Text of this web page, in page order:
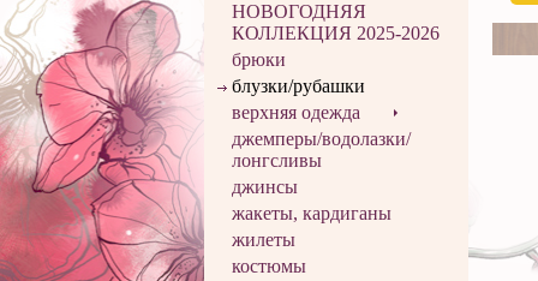
НОВОГОДНЯЯ
КОЛЛЕКЦИЯ 2025-2026
брюки
блузки/рубашки
верхняя одежда
джемперы/водолазки/
лонгсливы
джинсы
жакеты, кардиганы
жилеты
костюмы